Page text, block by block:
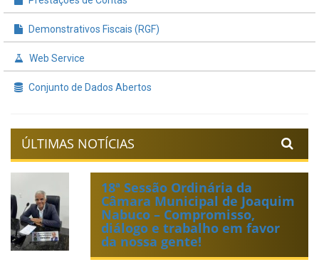
Demonstrativos Fiscais (RGF)
Web Service
Conjunto de Dados Abertos
ÚLTIMAS NOTÍCIAS
18ª Sessão Ordinária da
Câmara Municipal de Joaquim
Nabuco – Compromisso,
diálogo e trabalho em favor
da nossa gente!